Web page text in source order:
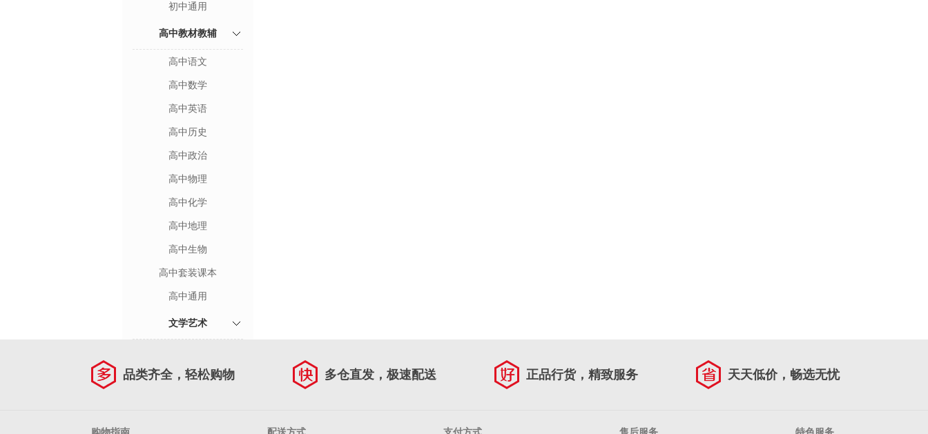
初中通用
高中教材教辅
高中语文
高中数学
高中英语
高中历史
高中政治
高中物理
高中化学
高中地理
高中生物
高中套装课本
高中通用
文学艺术
品类齐全，轻松购物 多仓直发，极速配送 正品行货，精致服务 天天低价，畅选无忧